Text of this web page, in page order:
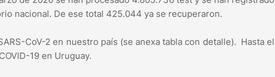
nacional. De ese total 425.044 ya se recuperaron.
CoV-2 en nuestro país (se anexa tabla con detalle). Hasta el
19 en Uruguay.